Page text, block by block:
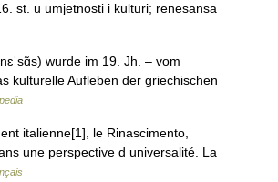
st. u umjetnosti i kulturi; renesansa
wurde im 19. Jh. – vom
kulturelle Aufleben der griechischen
italienne[1], le Rinascimento,
une perspective d universalité. La